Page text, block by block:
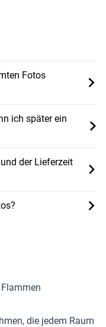
Fotos
ich später ein
der Lieferzeit
, die jedem Raum